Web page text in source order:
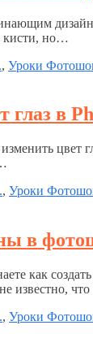
кисти, но…
, Уроки
глаз в
цвет
, Уроки
в
как
известно,
, Уроки